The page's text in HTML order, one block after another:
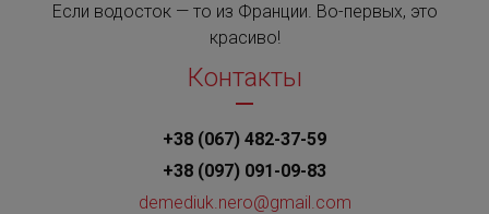
Если водосток — то из Франции. Во-первых, это
красиво!
Контакты
+38 (067) 482-37-59
+38 (097) 091-09-83
demediuk.nero@gmail.com